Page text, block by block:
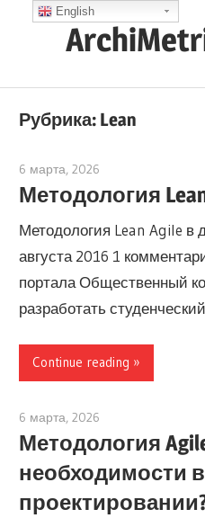
Ops,
Agile
and
More
Рубрика: Lean
6 марта, 2026
Методология
Методология Lean Agile
августа 2016 1
портала Общественный
разработать студенческий
Continue reading
6 марта, 2026
Методология
необходимости в
English